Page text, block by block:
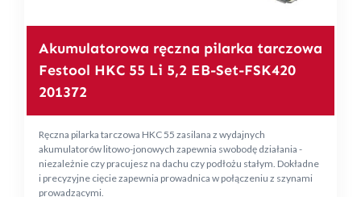
Akumulatorowa ręczna pilarka tarczowa
Festool HKC 55 Li 5,2 EB-Set-FSK420
201372
Ręczna pilarka tarczowa HKC 55 zasilana z wydajnych
akumulatorów litowo-jonowych zapewnia swobodę działania -
niezależnie czy pracujesz na dachu czy podłożu stałym. Dokładne
i precyzyjne cięcie zapewnia prowadnica w połączeniu z szynami
prowadzącymi.